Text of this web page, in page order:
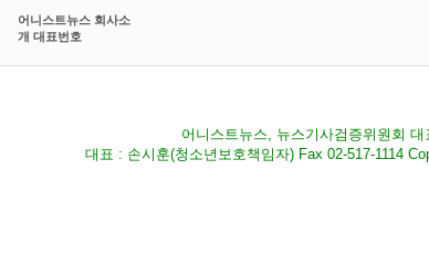
어니스트뉴스 회사소
개 대표번호
어니스트뉴스, 뉴스기사검증위원회
대표 : 손시훈(청소년보호책임자) Fax 02-517-1114